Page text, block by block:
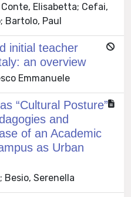
Elisabetta; Cefai,
Bartolo, Paul
initial teacher
an overview
Emmanuele
“Cultural Posture”
and
of an Academic
as Urban
Besio, Serenella